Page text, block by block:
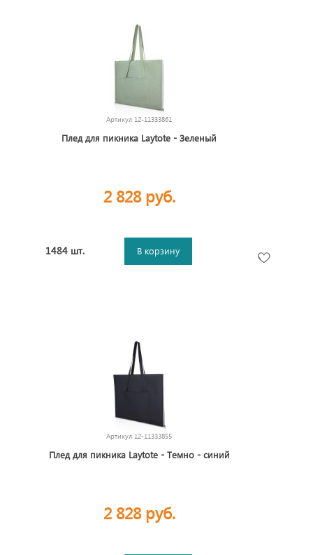
Артикул 12-11333861
Плед для пикника Laytote - Зеленый
2 828 руб.
1484 шт. В корзину
Артикул 12-11333855
Плед для пикника Laytote - Темно - синий
2 828 руб.